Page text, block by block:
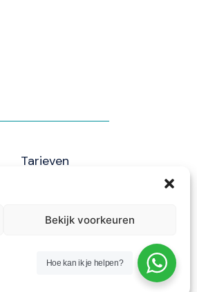
Bekijk voorkeuren
Tarieven
Hoe kan ik je helpen?